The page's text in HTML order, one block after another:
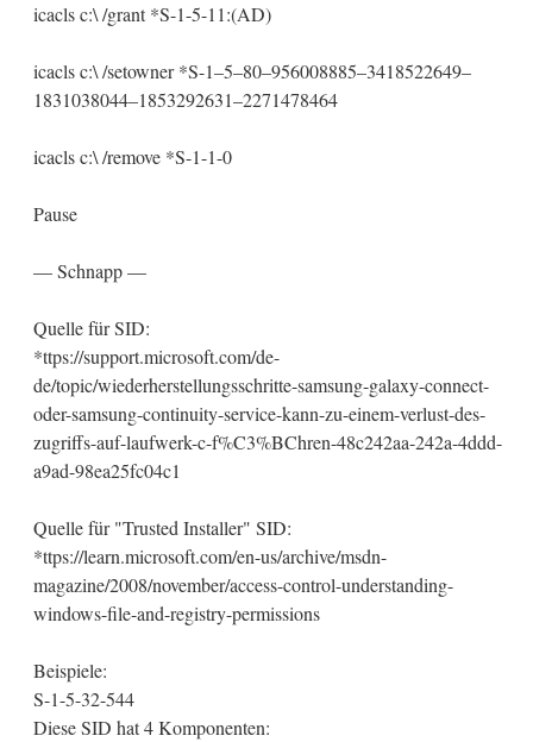
icacls c:\ /grant *S-1-5-11:(AD)
icacls c:\ /setowner *S-1–5–80–956008885–3418522649–
1831038044–1853292631–2271478464
icacls c:\ /remove *S-1-1-0
Pause
— Schnapp —
Quelle für SID:
*ttps://support.microsoft.com/de-
de/topic/wiederherstellungsschritte-samsung-galaxy-connect-
oder-samsung-continuity-service-kann-zu-einem-verlust-des-
zugriffs-auf-laufwerk-c-f%C3%BChren-48c242aa-242a-4ddd-
a9ad-98ea25fc04c1
Quelle für "Trusted Installer" SID:
*ttps://learn.microsoft.com/en-us/archive/msdn-
magazine/2008/november/access-control-understanding-
windows-file-and-registry-permissions
Beispiele:
S-1-5-32-544
Diese SID hat 4 Komponenten: